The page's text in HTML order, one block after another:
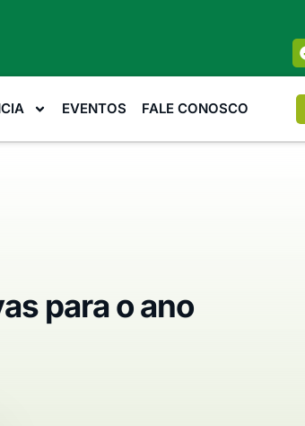
EVENTOS FALE CONOSCO
para o ano